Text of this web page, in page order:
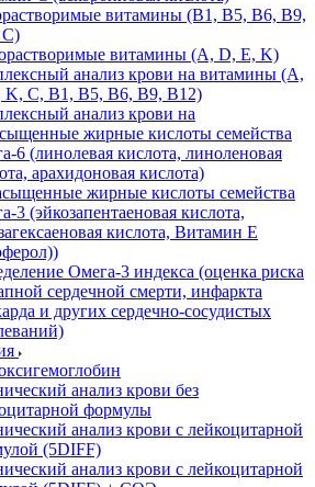
витамины (B1, B5, B6, В9,
С)
витамины (A, D, E, K)
анализ крови на витамины (A,
K, C, B1, B5, B6, В9, B12)
анализ крови на
жирные кислоты семейства
6 (линолевая кислота, линоленовая
арахидоновая кислота)
жирные кислоты семейства
3 (эйкозапентаеновая кислота,
кислота, Витамин E
Омега-3 индекса (оценка риска
сердечной смерти, инфаркта
и других сердечно-сосудистых
анализ крови без
формулы
анализ крови с лейкоцитарной
(5DIFF)
анализ крови с лейкоцитарной